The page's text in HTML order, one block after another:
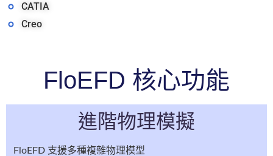
CATIA
Creo
FloEFD 核心功能
進階物理模擬
FloEFD 支援多種複雜物理模型